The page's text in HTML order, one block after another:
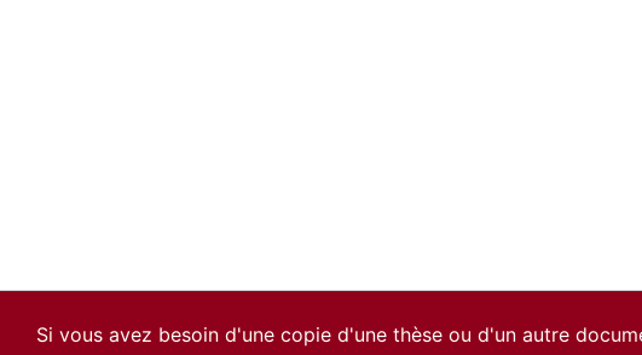
Si vous avez besoin d'une copie d'une thèse ou d'un autre